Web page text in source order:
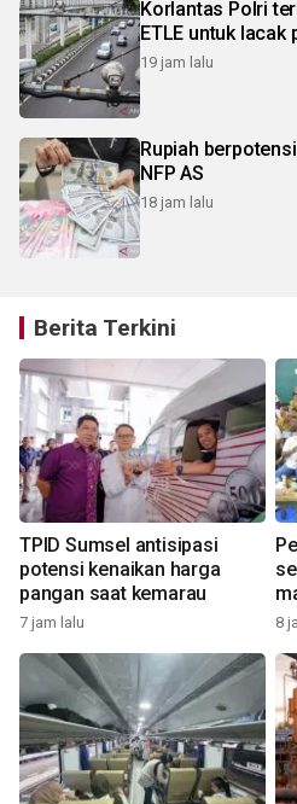
Korlantas Polri
ETLE untuk
19 jam lalu
Rupiah
NFP AS
18 jam lalu
Berita Terkini
TPID Sumsel antisipasi
potensi kenaikan harga
pangan saat kemarau
7 jam lalu 8